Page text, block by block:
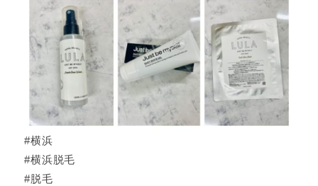
#横浜
#横浜脱毛
#脱毛